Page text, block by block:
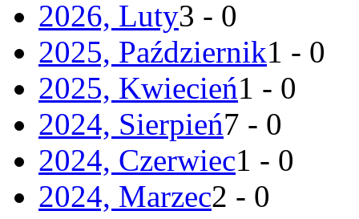
2026, Luty3 - 0
2025, Październik1 - 0
2025, Kwiecień1 - 0
2024, Sierpień7 - 0
2024, Czerwiec1 - 0
2024, Marzec2 - 0